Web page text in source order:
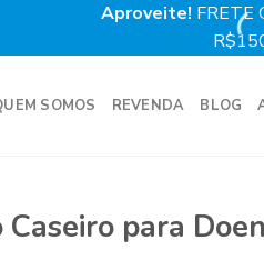
Aproveite! FRETE
SOMOS REVENDA BLOG
para